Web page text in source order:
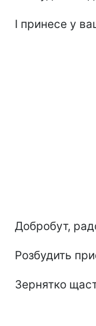
І принесе у
Добробут,
Розбудить
Зернятко